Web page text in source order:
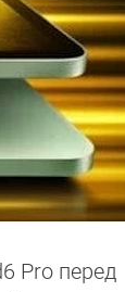
Pro перед